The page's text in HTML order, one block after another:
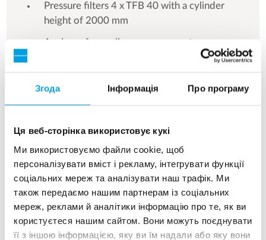
Згода Інформація Про програму
Ця веб-сторінка використовує кукі
Ми використовуємо файли cookie, щоб
персоналізувати вміст і рекламу, інтегрувати функції
соціальних мереж та аналізувати наш трафік. Ми
також передаємо нашим партнерам із соціальних
мереж, реклами й аналітики інформацію про те, як ви
користуєтеся нашим сайтом. Вони можуть поєднувати
її з іншою інформацією, яку ви їм надали або яку вони
Pressure filters 4 x TFB 40 with a cylinder
height of 2000 mm
Analyzer for on-line measurement
Clean water tanks of stainless steel AISI316L 2
UV disinfection unit type Wedeco Spektron
See more references